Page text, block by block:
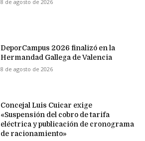
8 de agosto de 2026
DeporCampus 2026 finalizó en la
Hermandad Gallega de Valencia
8 de agosto de 2026
Concejal Luis Cuicar exige
«Suspensión del cobro de tarifa
eléctrica y publicación de cronograma
de racionamiento»